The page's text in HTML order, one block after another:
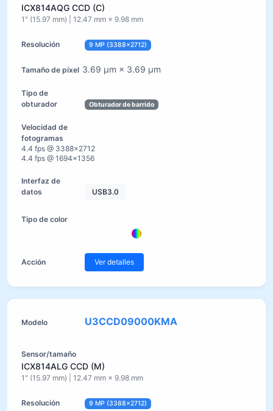
ICX814AQG CCD (C)
1" (15.97 mm) | 12.47 mm × 9.98 mm
9 MP (3388×2712)
3.69 µm × 3.69 µm
Obturador de barrido
4.4 fps @ 3388×2712
4.4 fps @ 1694×1356
USB3.0
Ver detalles
U3CCD09000KMA
ICX814ALG CCD (M)
1" (15.97 mm) | 12.47 mm × 9.98 mm
9 MP (3388×2712)